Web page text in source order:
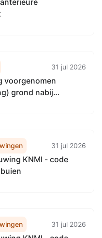
31 jul 2026
voorgenomen
grond nabij
31 jul 2026
KNMI - code
31 jul 2026